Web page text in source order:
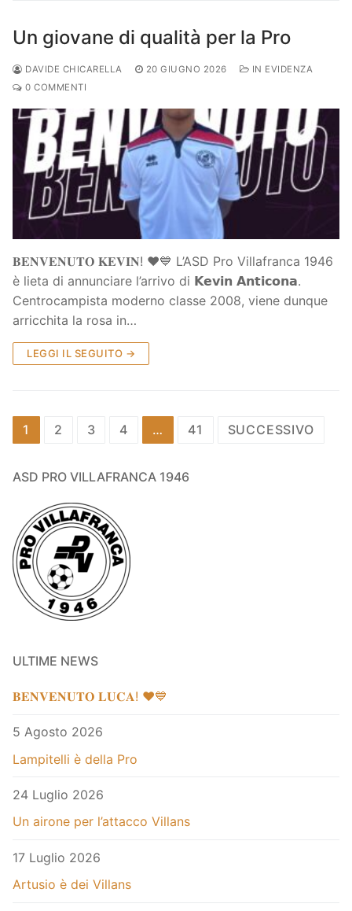
Un giovane di qualità per la Pro
DAVIDE CHICARELLA 20 GIUGNO 2026
IN EVIDENZA
0 COMMENTI
𝐁𝐄𝐍𝐕𝐄𝐍𝐔𝐓𝐎 𝐊𝐄𝐕𝐈𝐍! ❤️💙 L’ASD Pro Villafranca 1946
è lieta di annunciare l’arrivo di 𝗞𝗲𝘃𝗶𝗻 𝗔𝗻𝘁𝗶𝗰𝗼𝗻𝗮.
Centrocampista moderno classe 2008, viene dunque
arricchita la rosa in…
LEGGI IL SEGUITO →
Paginazione
articoli
1 2 3 4 … 41 SUCCESSIVO
ASD PRO VILLAFRANCA 1946
ULTIME NEWS
𝐁𝐄𝐍𝐕𝐄𝐍𝐔𝐓𝐎 𝐋𝐔𝐂𝐀! ❤️💙
5 Agosto 2026
Lampitelli è della Pro
24 Luglio 2026
Un airone per l’attacco Villans
17 Luglio 2026
Artusio è dei Villans